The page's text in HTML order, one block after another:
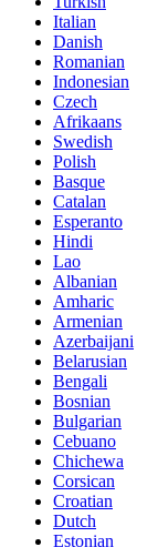
Italian
Danish
Romanian
Indonesian
Czech
Afrikaans
Swedish
Polish
Basque
Catalan
Esperanto
Hindi
Lao
Albanian
Amharic
Armenian
Azerbaijani
Belarusian
Bengali
Bosnian
Bulgarian
Cebuano
Chichewa
Corsican
Croatian
Dutch
Estonian